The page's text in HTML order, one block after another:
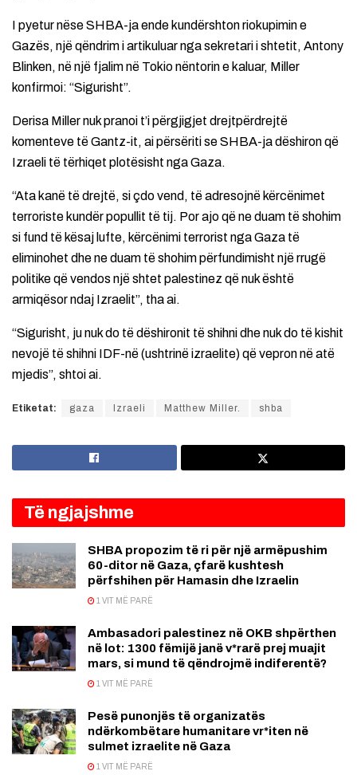
I pyetur nëse SHBA-ja ende kundërshton riokupimin e
Gazës, një qëndrim i artikuluar nga sekretari i shtetit, Antony
Blinken, në një fjalim në Tokio nëntorin e kaluar, Miller
konfirmoi: “Sigurisht”.
Derisa Miller nuk pranoi t’i përgjigjet drejtpërdrejtë
komenteve të Gantz-it, ai përsëriti se SHBA-ja dëshiron që
Izraeli të tërhiqet plotësisht nga Gaza.
“Ata kanë të drejtë, si çdo vend, të adresojnë kërcënimet
terroriste kundër popullit të tij. Por ajo që ne duam të shohim
si fund të kësaj lufte, kërcënimi terrorist nga Gaza të
eliminohet dhe ne duam të shohim përfundimisht një rrugë
politike që vendos një shtet palestinez që nuk është
armiqësor ndaj Izraelit”, tha ai.
“Sigurisht, ju nuk do të dëshironit të shihni dhe nuk do të kishit
nevojë të shihni IDF-në (ushtrinë izraelite) që vepron në atë
mjedis”, shtoi ai.
Etiketat: gaza Izraeli Matthew Miller. shba
Të ngjajshme
SHBA propozim të ri për një armëpushim
60-ditor në Gaza, çfarë kushtesh
përfshihen për Hamasin dhe Izraelin
1 VIT MË PARË
Ambasadori palestinez në OKB shpërthen
në lot: 1300 fëmijë janë v*rarë prej muajit
mars, si mund të qëndrojmë indiferentë?
1 VIT MË PARË
Pesë punonjës të organizatës
ndërkombëtare humanitare vr*iten në
sulmet izraelite në Gaza
1 VIT MË PARË